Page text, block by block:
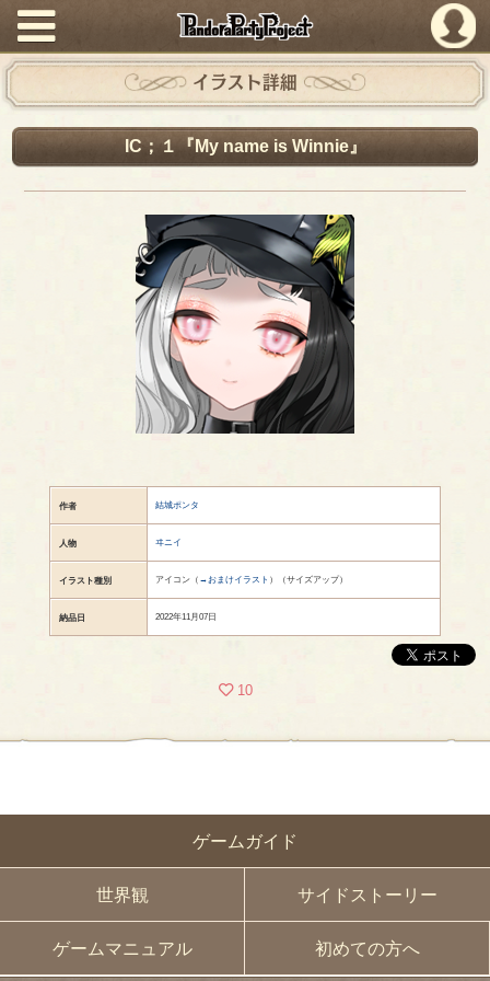
PandoraPartyProject
ゲームガイド
世界観 サイドストーリー
ゲームマニュアル 初めての方へ
イラスト詳細
IC；１『My name is Winnie』
作者 結城ポンタ
人物 ヰニイ
イラスト種別 アイコン（ →おまけイラスト ）（サイズアップ）
納品日 2022年11月07日
10